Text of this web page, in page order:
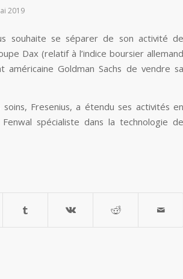
2019
souhaite se séparer de son activité de
Dax (relatif à l’indice boursier allemand
américaine Goldman Sachs de vendre sa
Fresenius, a étendu ses activités en
spécialiste dans la technologie de